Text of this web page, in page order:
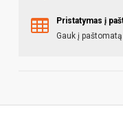
Pristatymas į
Gauk į